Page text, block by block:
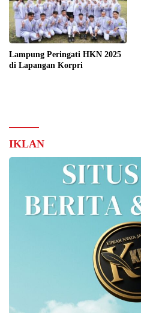
Lampung Peringati HKN 2025
di Lapangan Korpri
IKLAN